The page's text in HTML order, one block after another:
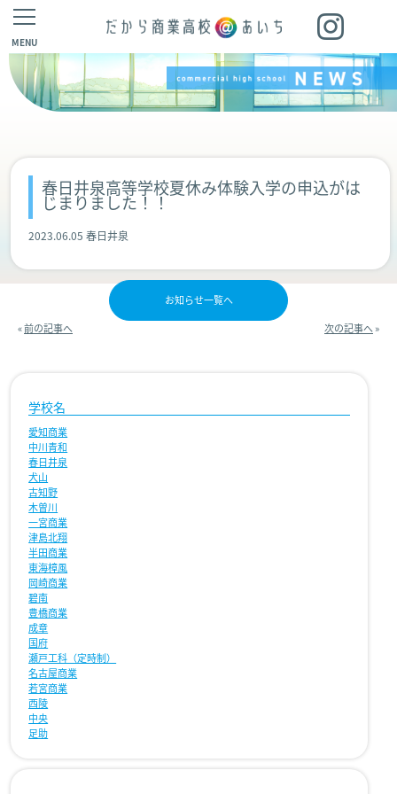
MENU
春日井泉高等学校夏休み体験入学の申込がは
じまりました！！
2023.06.05 春日井泉
お知らせ一覧へ
«前の記事へ 次の記事へ»
学校名
愛知商業
中川青和
春日井泉
犬山
古知野
木曽川
一宮商業
津島北翔
半田商業
東海樟風
岡崎商業
碧南
豊橋商業
成章
国府
瀬戸工科（定時制）
名古屋商業
若宮商業
西陵
中央
足助